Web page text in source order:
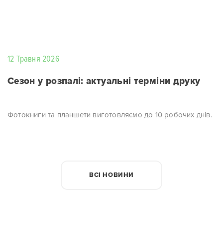
12 Травня 2026
Сезон у розпалі: актуальні терміни друку
Фотокниги та планшети виготовляємо до 10 робочих днів.
ВСІ НОВИНИ